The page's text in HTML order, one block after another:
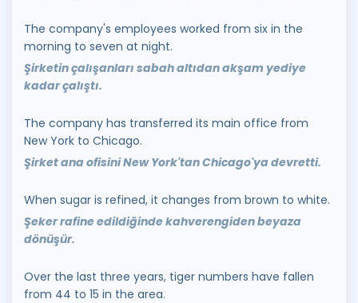
The company's employees worked from six in the
morning to seven at night.
Şirketin çalışanları sabah altıdan akşam yediye
kadar çalıştı.
The company has transferred its main office from
New York to Chicago.
Şirket ana ofisini New York'tan Chicago'ya devretti.
When sugar is refined, it changes from brown to white.
Şeker rafine edildiğinde kahverengiden beyaza
dönüşür.
Over the last three years, tiger numbers have fallen
from 44 to 15 in the area.